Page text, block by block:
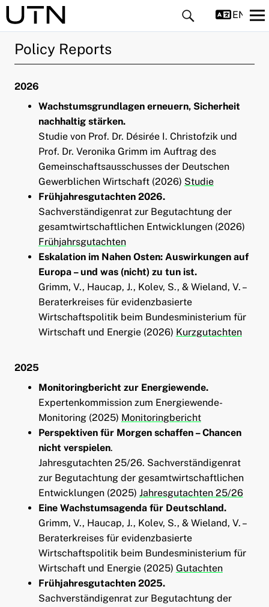
Menü aufklappen
Menü aufklappen
Menü aufklappen
Menü aufklappen
Menü aufklappen
Menü aufklappen
Policy Reports
2026
Wachstumsgrundlagen erneuern, Sicherheit
nachhaltig stärken.
Studie von Prof. Dr. Désirée I. Christofzik und
Prof. Dr. Veronika Grimm im Auftrag des
Gemeinschaftsausschusses der Deutschen
Gewerblichen Wirtschaft (2026) Studie
Frühjahresgutachten 2026.
Sachverständigenrat zur Begutachtung der
gesamtwirtschaftlichen Entwicklungen (2026)
Frühjahrsgutachten
Eskalation im Nahen Osten: Auswirkungen auf
Europa – und was (nicht) zu tun ist.
Grimm, V., Haucap, J., Kolev, S., & Wieland, V. –
Beraterkreises für evidenzbasierte
Wirtschaftspolitik beim Bundesministerium für
Wirtschaft und Energie (2026) Kurzgutachten
2025
Monitoringbericht zur Energiewende.
Expertenkommission zum Energiewende-
Monitoring (2025) Monitoringbericht
Perspektiven für Morgen schaffen – Chancen
nicht verspielen.
Jahresgutachten 25/26. Sachverständigenrat
zur Begutachtung der gesamtwirtschaftlichen
Entwicklungen (2025) Jahresgutachten 25/26
Eine Wachstumsagenda für Deutschland.
Grimm, V., Haucap, J., Kolev, S., & Wieland, V. –
Beraterkreises für evidenzbasierte
Wirtschaftspolitik beim Bundesministerium für
Wirtschaft und Energie (2025) Gutachten
Frühjahresgutachten 2025.
Sachverständigenrat zur Begutachtung der